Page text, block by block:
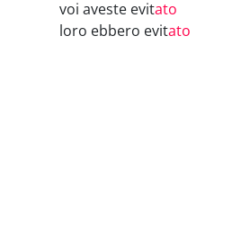
voi aveste evitato
loro ebbero evitato